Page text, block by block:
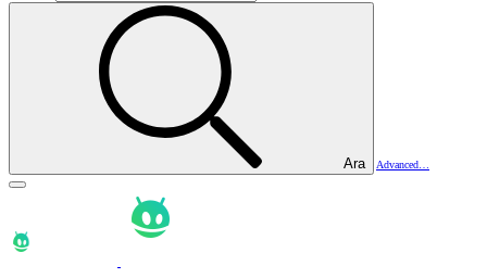
Ara Advanced…